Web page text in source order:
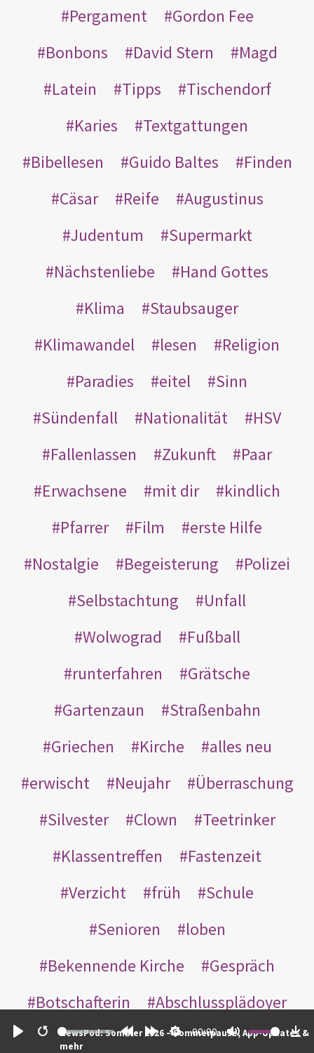
Restart
00:00
NewsPod: Sommer 2026 – Sommerpause, App-Updates &
mehr
Pergament
Gordon Fee
Bonbons
David Stern
Magd
Latein
Tipps
Tischendorf
Karies
Textgattungen
Bibellesen
Guido Baltes
Finden
Cäsar
Reife
Augustinus
Judentum
Supermarkt
Nächstenliebe
Hand Gottes
Klima
Staubsauger
Klimawandel
lesen
Religion
Paradies
eitel
Sinn
Sündenfall
Nationalität
HSV
Fallenlassen
Zukunft
Paar
Erwachsene
mit dir
kindlich
Pfarrer
Film
erste Hilfe
Nostalgie
Begeisterung
Polizei
Selbstachtung
Unfall
Wolwograd
Fußball
runterfahren
Grätsche
Gartenzaun
Straßenbahn
Griechen
Kirche
alles neu
erwischt
Neujahr
Überraschung
Silvester
Clown
Teetrinker
Klassentreffen
Fastenzeit
Verzicht
früh
Schule
Senioren
loben
Bekennende Kirche
Gespräch
Botschafterin
Abschlussplädoyer
Hitler
Uni Nächster